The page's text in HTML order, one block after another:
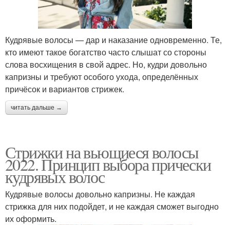
Кудрявые волосы — дар и наказание одновременно. Те,
кто имеют такое богатство часто слышат со стороны
слова восхищения в свой адрес. Но, кудри довольно
капризны и требуют особого ухода, определённых
причёсок и вариантов стрижек.
читать дальше →
Стрижки на вьющиеся волосы
2022. Принцип выбора прически
кудрявых волос
Кудрявые волосы довольно капризны. Не каждая
стрижка для них подойдет, и не каждая сможет выгодно
их оформить.